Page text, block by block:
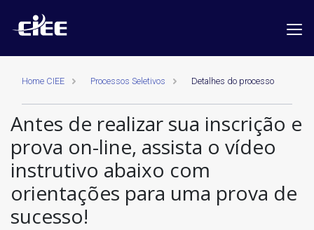
Home CIEE Processos Seletivos Detalhes do processo
Antes de realizar sua inscrição e
prova on-line, assista o vídeo
instrutivo abaixo com
orientações para uma prova de
sucesso!